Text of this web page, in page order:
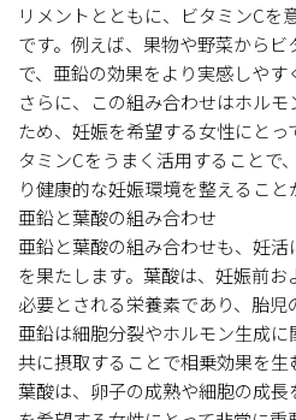
リメントとともに、ビタミンCを
です。例えば、果物や野菜からビ
で、亜鉛の効果をより実感しやす
さらに、この組み合わせはホル
ため、妊娠を希望する女性にと
タミンCをうまく活用することで
り健康的な妊娠環境を整えること
亜鉛と葉酸の組み合わせ
亜鉛と葉酸の組み合わせも、妊
を果たします。葉酸は、妊娠前
必要とされる栄養素であり、胎児
亜鉛は細胞分裂やホルモン生成
共に摂取することで相乗効果を生
葉酸は、卵子の成熟や細胞の成